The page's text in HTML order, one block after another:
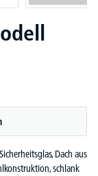
Dach aus
schlank